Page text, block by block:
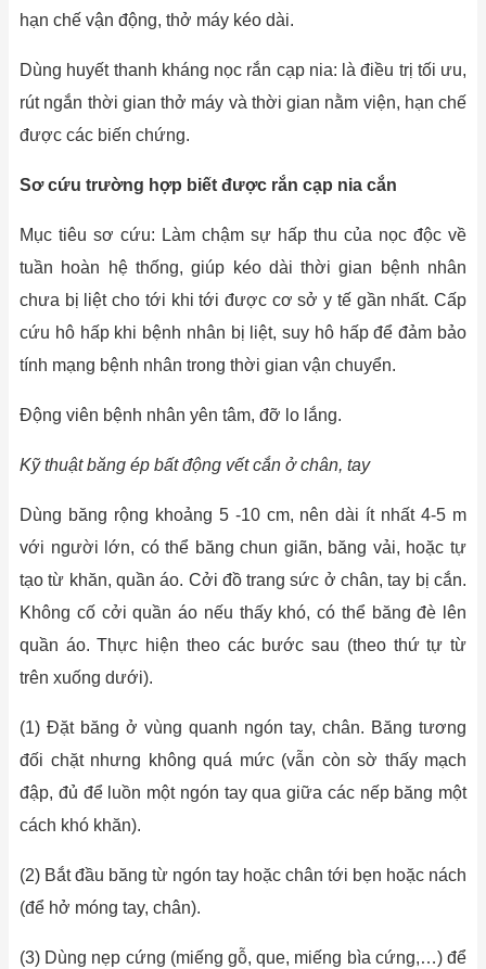
hạn chế vận động, thở máy kéo dài.
Dùng huyết thanh kháng nọc rắn cạp nia: là điều trị tối ưu,
rút ngắn thời gian thở máy và thời gian nằm viện, hạn chế
được các biến chứng.
Sơ cứu trường hợp biết được rắn cạp nia cắn
Mục tiêu sơ cứu: Làm chậm sự hấp thu của nọc độc về
tuần hoàn hệ thống, giúp kéo dài thời gian bệnh nhân
chưa bị liệt cho tới khi tới được cơ sở y tế gần nhất. Cấp
cứu hô hấp khi bệnh nhân bị liệt, suy hô hấp để đảm bảo
tính mạng bệnh nhân trong thời gian vận chuyển.
Động viên bệnh nhân yên tâm, đỡ lo lắng.
Kỹ thuật băng ép bất động vết cắn ở chân, tay
Dùng băng rộng khoảng 5 -10 cm, nên dài ít nhất 4-5 m
với người lớn, có thể băng chun giãn, băng vải, hoặc tự
tạo từ khăn, quần áo. Cởi đồ trang sức ở chân, tay bị cắn.
Không cố cởi quần áo nếu thấy khó, có thể băng đè lên
quần áo. Thực hiện theo các bước sau (theo thứ tự từ
trên xuống dưới).
(1) Đặt băng ở vùng quanh ngón tay, chân. Băng tương
đối chặt nhưng không quá mức (vẫn còn sờ thấy mạch
đập, đủ để luồn một ngón tay qua giữa các nếp băng một
cách khó khăn).
(2) Bắt đầu băng từ ngón tay hoặc chân tới bẹn hoặc nách
(để hở móng tay, chân).
(3) Dùng nẹp cứng (miếng gỗ, que, miếng bìa cứng,…) để